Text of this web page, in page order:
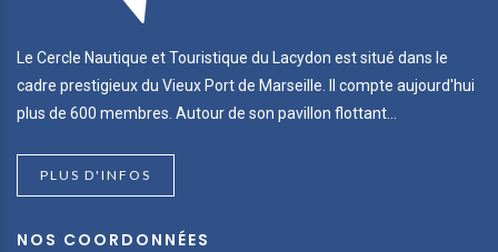
Le Cercle Nautique et Touristique du Lacydon est situé dans le
cadre prestigieux du Vieux Port de Marseille. Il compte aujourd'hui
plus de 600 membres. Autour de son pavillon flottant...
PLUS D'INFOS
NOS COORDONNÉES